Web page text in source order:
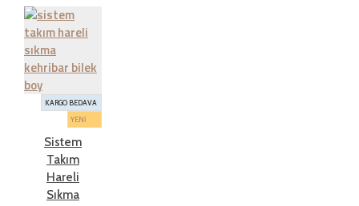
KARGO BEDAVA
YENİ
Sistem
Takım
Hareli
Sıkma